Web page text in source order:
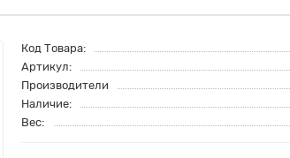
Код Товара:
Артикул:
Производители
Наличие:
Вес: